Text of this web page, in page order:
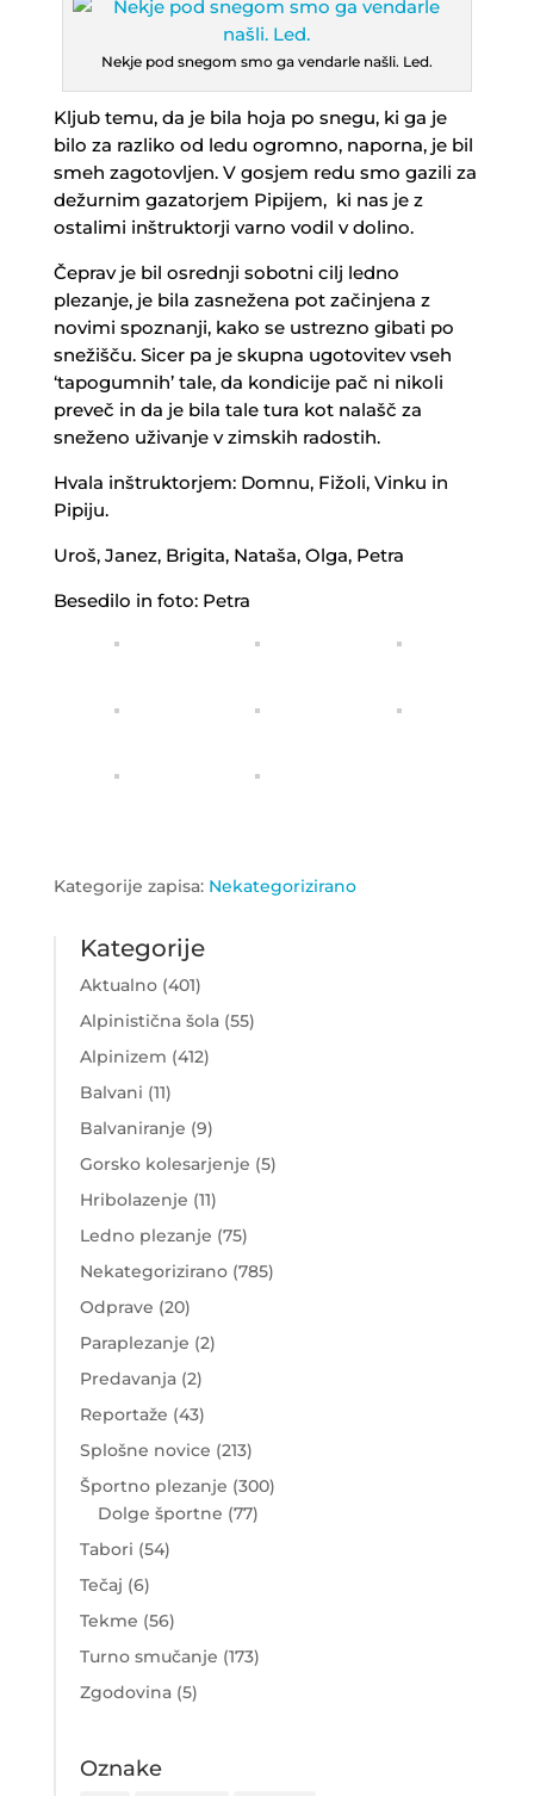
Nekje pod snegom smo ga vendarle našli. Led.
Kljub temu, da je bila hoja po snegu, ki ga je
bilo za razliko od ledu ogromno, naporna, je bil
smeh zagotovljen. V gosjem redu smo gazili za
dežurnim gazatorjem Pipijem, ki nas je z
ostalimi inštruktorji varno vodil v dolino.
Čeprav je bil osrednji sobotni cilj ledno
plezanje, je bila zasnežena pot začinjena z
novimi spoznanji, kako se ustrezno gibati po
snežišču. Sicer pa je skupna ugotovitev vseh
‘tapogumnih’ tale, da kondicije pač ni nikoli
preveč in da je bila tale tura kot nalašč za
sneženo uživanje v zimskih radostih.
Hvala inštruktorjem: Domnu, Fižoli, Vinku in
Pipiju.
Uroš, Janez, Brigita, Nataša, Olga, Petra
Besedilo in foto: Petra
Kategorije zapisa: Nekategorizirano
Kategorije
Aktualno(401)
Alpinistična šola(55)
Alpinizem (412)
Balvani (11)
Balvaniranje (9)
Gorsko kolesarjenje (5)
Hribolazenje (11)
Ledno plezanje (75)
Nekategorizirano(785)
Odprave (20)
Paraplezanje (2)
Predavanja(2)
Reportaže (43)
Splošne novice (213)
Športno plezanje (300)
Dolge športne (77)
Tabori (54)
Tečaj (6)
Tekme (56)
Turno smučanje (173)
Zgodovina(5)
Oznake